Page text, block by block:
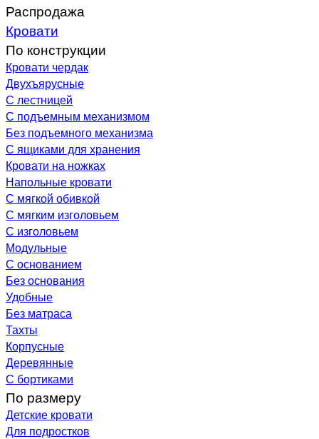
Распродажа
Кровати
По конструкции
Кровати чердак
Двухъярусные
С лестницей
С подъемным механизмом
Без подъемного механизма
С ящиками для хранения
Кровати на ножках
Напольные кровати
С мягкой обивкой
С мягким изголовьем
С изголовьем
Модульные
С основанием
Без основания
Удобные
Без матраса
Тахты
Корпусные
Деревянные
С бортиками
По размеру
Детские кровати
Для подростков